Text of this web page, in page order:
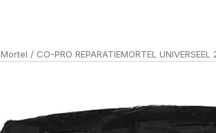
Mortel / CO-PRO REPARATIEMORTEL UNIVERSEEL